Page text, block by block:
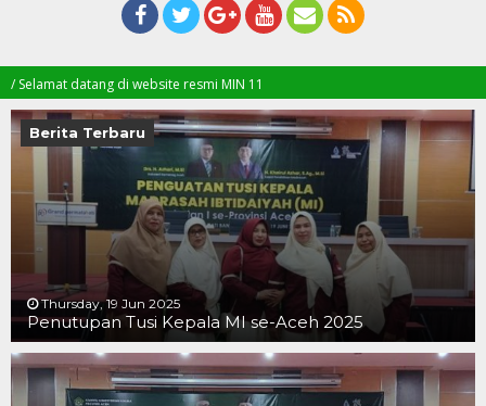
datang di website resmi MIN 11
Berita Terbaru
Thursday, 19 Jun 2025
Penutupan Tusi Kepala MI se-Aceh 2025